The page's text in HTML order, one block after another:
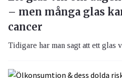
– men många glas
cancer
Tidigare har man sagt att ett glas